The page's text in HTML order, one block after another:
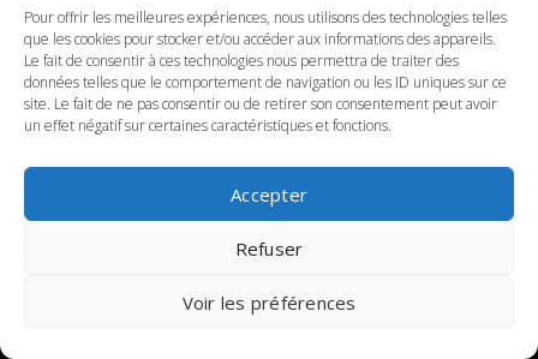
Pour offrir les meilleures expériences, nous utilisons des technologies telles
que les cookies pour stocker et/ou accéder aux informations des appareils.
Le fait de consentir à ces technologies nous permettra de traiter des
données telles que le comportement de navigation ou les ID uniques sur ce
site. Le fait de ne pas consentir ou de retirer son consentement peut avoir
un effet négatif sur certaines caractéristiques et fonctions.
Accepter
Refuser
Voir les préférences